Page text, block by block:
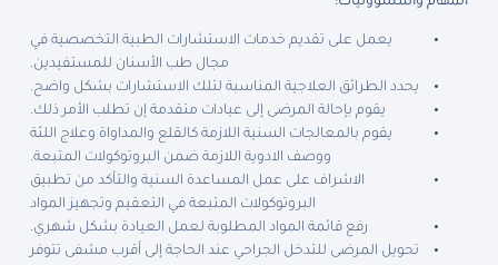
يعمل على تقديم خدمات الاستشارات الطبية التخصصية في
مجال طب الأسنان للمستفيدين.
يحدد الطرائق العلاجية المناسبة لتلك الاستشارات بشكل واضح.
يقوم بإحالة المرضى إلى عيادات متقدمة إن تطلب الأمر ذلك.
يقوم بالمعالجات السنية اللازمة كالقلع والمداواة وعلاج اللثة
ووصف الادوية اللازمة ضمن البروتوكولات المتبعة.
الاشراف على عمل المساعدة السنية والتأكد من تطبيق
البروتوكولات المتبعة في التعقيم وتجهيز المواد
رفع قائمة المواد المطلوبة لعمل العيادة بشكل شهري.
تحويل المرضى للتدخل الجراحي عند الحاجة إلى أقرب مشفى تتوفر